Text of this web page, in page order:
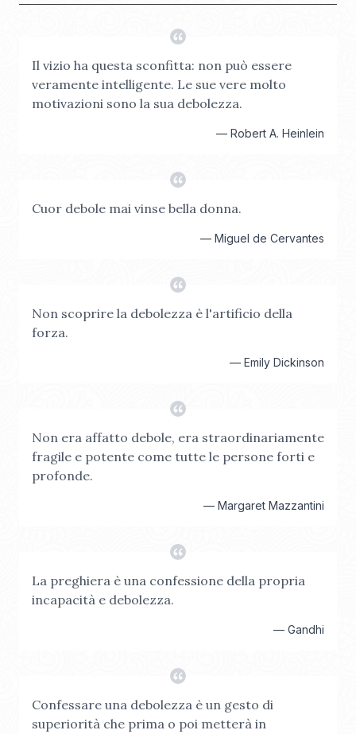
Il vizio ha questa sconfitta: non può essere
veramente intelligente. Le sue vere molto
motivazioni sono la sua debolezza.
— Robert A. Heinlein
Cuor debole mai vinse bella donna.
— Miguel de Cervantes
Non scoprire la debolezza è l'artificio della
forza.
— Emily Dickinson
Non era affatto debole, era straordinariamente
fragile e potente come tutte le persone forti e
profonde.
— Margaret Mazzantini
La preghiera è una confessione della propria
incapacità e debolezza.
— Gandhi
Confessare una debolezza è un gesto di
superiorità che prima o poi metterà in